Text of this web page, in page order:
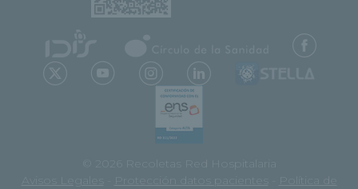
© 2026 Recoletas Red Hospitalaria
Avisos Legales
Protección datos pacientes
Política de